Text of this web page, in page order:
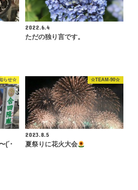
2022.6.4
ただの独り言です。
らせ☆
(´･
☆TEAM-90☆
2023.8.5
夏祭りに花火大会